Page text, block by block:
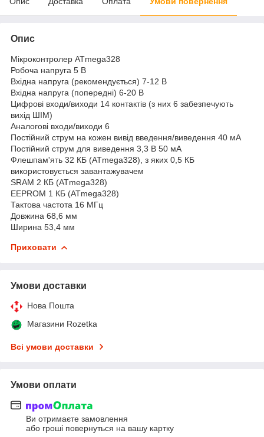
Опис
Мікроконтролер ATmega328
Робоча напруга 5 В
Вхідна напруга (рекомендується) 7-12 В
Вхідна напруга (попередні) 6-20 В
Цифрові входи/виходи 14 контактів (з них 6 забезпечують
вихід ШІМ)
Аналогові входи/виходи 6
Постійний струм на кожен вивід введення/виведення 40 мА
Постійний струм для виведення 3,3 В 50 мА
Флешпам'ять 32 КБ (ATmega328), з яких 0,5 КБ
використовується завантажувачем
SRAM 2 КБ (ATmega328)
EEPROM 1 КБ (ATmega328)
Тактова частота 16 МГц
Довжина 68,6 мм
Ширина 53,4 мм
Приховати
Умови доставки
Нова Пошта
Магазини Rozetka
Всі умови доставки
Умови оплати
Ви отримаєте замовлення
або гроші повернуться на вашу картку